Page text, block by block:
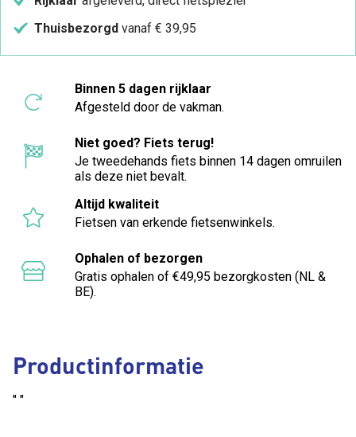
Productinformatie
" "
Thuisbezorgd vanaf € 39,95
Binnen 5 dagen rijklaar
Afgesteld door de vakman.
Niet goed? Fiets terug!
Je tweedehands fiets binnen 14 dagen omruilen
als deze niet bevalt.
Altijd kwaliteit
Fietsen van erkende fietsenwinkels.
Ophalen of bezorgen
Gratis ophalen of €49,95 bezorgkosten (NL &
BE).